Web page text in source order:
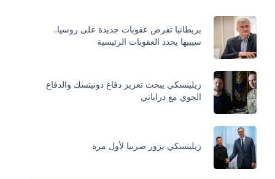
بريطانيا تفرض عقوبات جديدة على روسيا..
سيبيها يحدد العقوبات الرئيسية
زيلينسكي يبحث تعزيز دفاع دونيتسك والدفاع
الجوي مع دراباتي
زيلينسكي يزور صربيا لأول مرة